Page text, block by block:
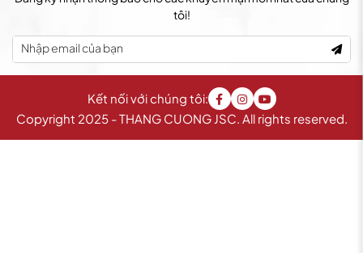
tôi!
Copyright 2025 - THANG CUONG JSC. All rights reserved.
Kết nối với chúng tôi: